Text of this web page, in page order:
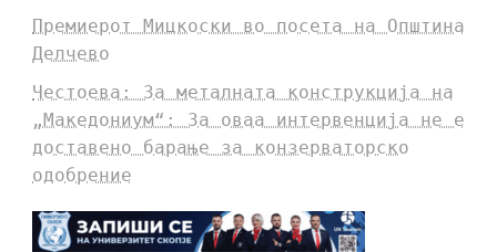
Премиерот Мицкоски во посета на Општина
Делчево
Честоева: За металната конструкција на
„Македониум“: За оваа интервенција не е
доставено барање за конзерваторско
одобрение